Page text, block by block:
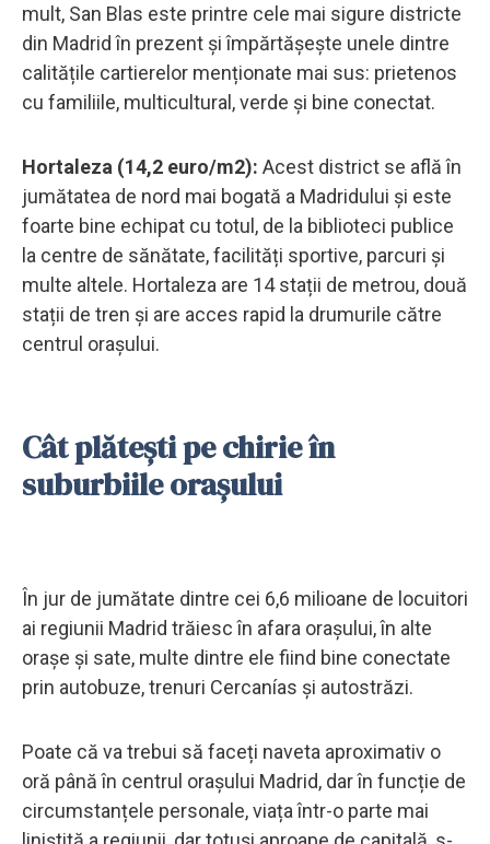
mult, San Blas este printre cele mai sigure districte
din Madrid în prezent și împărtășește unele dintre
calitățile cartierelor menționate mai sus: prietenos
cu familiile, multicultural, verde și bine conectat.
Hortaleza (14,2 euro/m2): Acest district se află în
jumătatea de nord mai bogată a Madridului și este
foarte bine echipat cu totul, de la biblioteci publice
la centre de sănătate, facilități sportive, parcuri și
multe altele. Hortaleza are 14 stații de metrou, două
stații de tren și are acces rapid la drumurile către
centrul orașului.
Cât plătești pe chirie în
suburbiile orașului
În jur de jumătate dintre cei 6,6 milioane de locuitori
ai regiunii Madrid trăiesc în afara orașului, în alte
orașe și sate, multe dintre ele fiind bine conectate
prin autobuze, trenuri Cercanías și autostrăzi.
Poate că va trebui să faceți naveta aproximativ o
oră până în centrul orașului Madrid, dar în funcție de
circumstanțele personale, viața într-o parte mai